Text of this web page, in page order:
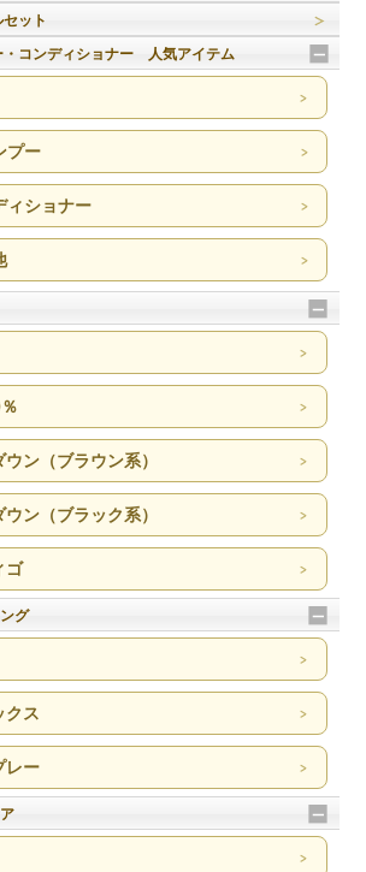
セット
・コンディショナー 人気アイテム
プー
ィショナー
ウン（ブラウン系）
ウン（ブラック系）
ゴ
グ
クス
レー